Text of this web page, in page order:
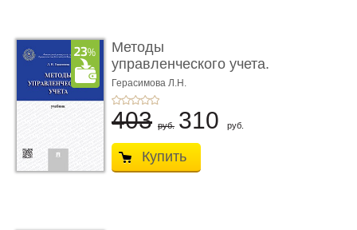
Методы
управленческого учета.
Учебник
Герасимова Л.Н.
403 руб. 310 руб.
Купить